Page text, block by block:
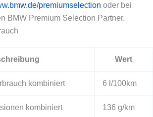
premiumselection oder bei
BMW Premium Selection Partner.
Wert
kombiniert 6 l/100km
kombiniert 136 g/km